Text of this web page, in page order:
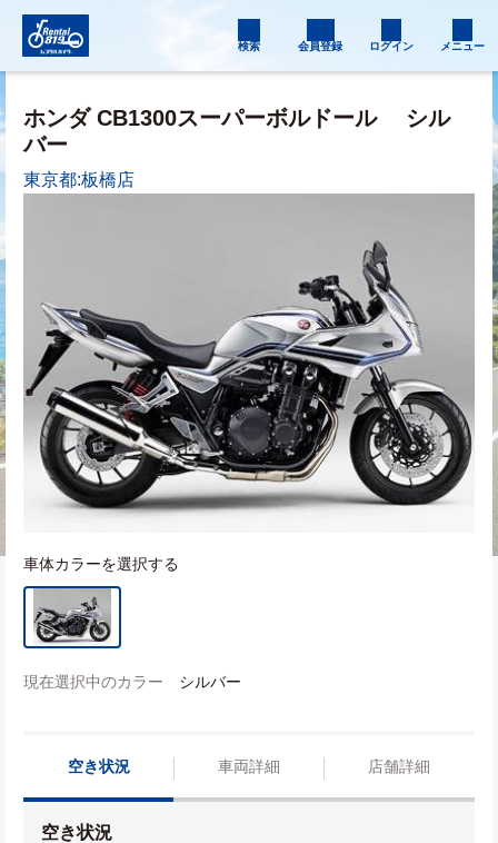
検索 会員登録 ログイン メニュー
ホンダ CB1300スーパーボルドール
シル
バー
東京都:板橋店
車体カラーを選択する
現在選択中のカラー シルバー
空き状況 車両詳細 店舗詳細
空き状況